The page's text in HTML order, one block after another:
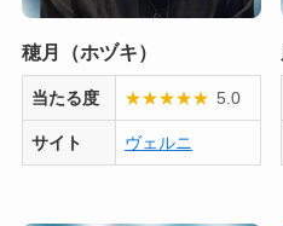
穂月（ホヅキ）
当たる度 ★★★★★ 5.0
サイト ヴェルニ